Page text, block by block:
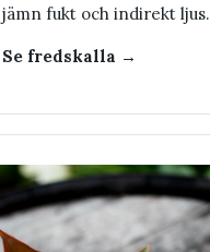
jämn fukt och indirekt ljus.
Se fredskalla →